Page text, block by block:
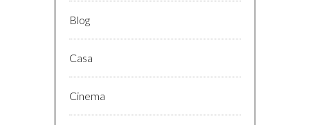
Blog
Casa
Cinema